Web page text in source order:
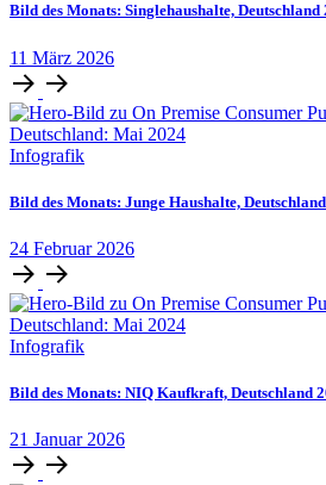
Bild des Monats: Singlehaushalte, Deutschland
11 März 2026
Infografik
Bild des Monats: Junge Haushalte,
24 Februar 2026
Infografik
Bild des Monats: NIQ Kaufkraft, Deutschland
21 Januar 2026